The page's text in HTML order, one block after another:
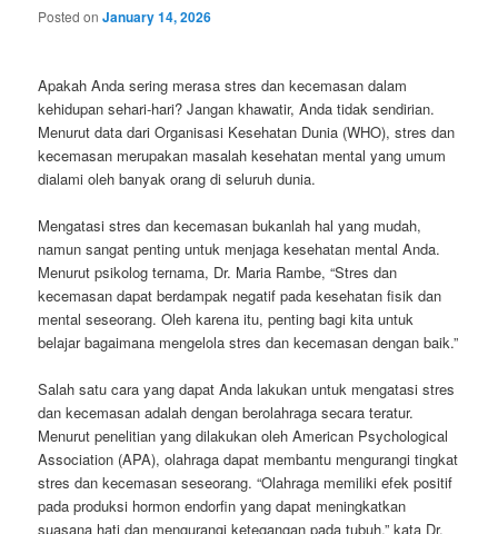
Posted onJanuary 14, 2026
Apakah Anda sering merasa stres dan kecemasan dalam
kehidupan sehari-hari? Jangan khawatir, Anda tidak sendirian.
Menurut data dari Organisasi Kesehatan Dunia (WHO), stres dan
kecemasan merupakan masalah kesehatan mental yang umum
dialami oleh banyak orang di seluruh dunia.
Mengatasi stres dan kecemasan bukanlah hal yang mudah,
namun sangat penting untuk menjaga kesehatan mental Anda.
Menurut psikolog ternama, Dr. Maria Rambe, “Stres dan
kecemasan dapat berdampak negatif pada kesehatan fisik dan
mental seseorang. Oleh karena itu, penting bagi kita untuk
belajar bagaimana mengelola stres dan kecemasan dengan baik.”
Salah satu cara yang dapat Anda lakukan untuk mengatasi stres
dan kecemasan adalah dengan berolahraga secara teratur.
Menurut penelitian yang dilakukan oleh American Psychological
Association (APA), olahraga dapat membantu mengurangi tingkat
stres dan kecemasan seseorang. “Olahraga memiliki efek positif
pada produksi hormon endorfin yang dapat meningkatkan
suasana hati dan mengurangi ketegangan pada tubuh,” kata Dr.